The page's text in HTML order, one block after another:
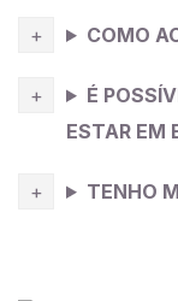
COMO
É
ESTAR EM
TENHO